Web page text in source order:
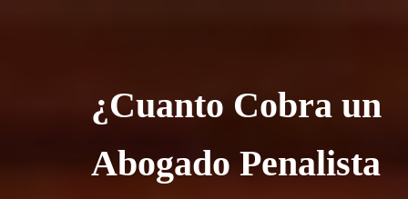
¿Cuanto Cobra un
Abogado Penalista